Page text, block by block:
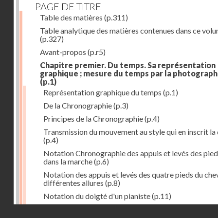
PAGE DE TITRE
Table des matières (p.311)
Table analytique des matières contenues dans ce
(p.327)
Avant-propos (p.r5)
Chapitre premier. Du temps. Sa représentation
graphique ; mesure du temps par la
(p.1)
Représentation graphique du temps (p.1)
De la Chronographie(p.3)
Principes de la Chronographie(p.4)
Transmission du mouvement au style qui en inscrit la
(p.4)
Notation Chronographie des appuis et levés des
dans la marche(p.6)
Notation des appuis et levés des quatre pieds du
différentes allures (p.8)
Notation du doigté d'un pianiste(p.11)